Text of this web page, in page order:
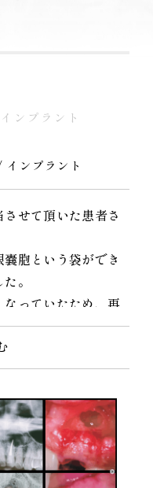
ンプラント
ンプラント
せて頂いた患者さ
胞という袋ができ
。
っていたため、再
ンプラントを埋入
アセラミックスで